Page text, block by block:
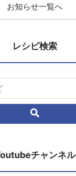
お知らせ一覧へ
レシピ検索
チャンネル